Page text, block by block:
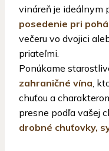
vináreň je ideálnym
posedenie pri
večeru vo dvojici
priateľmi.
Ponúkame
zahraničné vína,
chuťou a
presne podľa vašej
drobné chuťovky,